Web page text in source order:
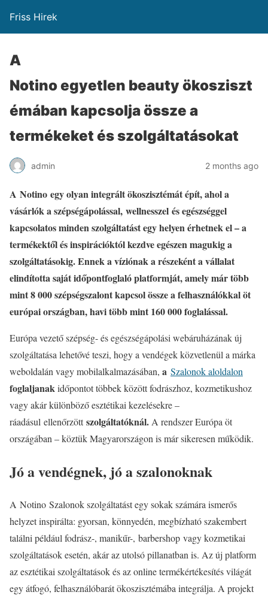
Friss Hirek
A
Notino egyetlen beauty ökosziszt
émában kapcsolja össze a
termékeket és szolgáltatásokat
admin 2 months ago
A Notino egy olyan integrált ökoszisztémát épít, ahol a
vásárlók a szépségápolással, wellnesszel és egészséggel
kapcsolatos minden szolgáltatást egy helyen érhetnek el – a
termékektől és inspirációktól kezdve egészen magukig a
szolgáltatásokig. Ennek a víziónak a részeként a vállalat
elindította saját időpontfoglaló platformját, amely már több
mint 8 000 szépségszalont kapcsol össze a felhasználókkal öt
európai országban, havi több mint 160 000 foglalással.
Európa vezető szépség- és egészségápolási webáruházának új
szolgáltatása lehetővé teszi, hogy a vendégek közvetlenül a márka
weboldalán vagy mobilalkalmazásában, a Szalonok aloldalon
foglaljanakidőpontot többek között fodrászhoz, kozmetikushoz
vagy akár különböző esztétikai kezelésekre –
ráadásul ellenőrzöttszolgáltatóknál. A rendszer Európa öt
országában – köztük Magyarországon is már sikeresen működik.
Jó a vendégnek, jó a szalonoknak
A Notino Szalonok szolgáltatást egy sokak számára ismerős
helyzet inspirálta: gyorsan, könnyedén, megbízható szakembert
találni például fodrász-, manikűr-, barbershop vagy kozmetikai
szolgáltatások esetén, akár az utolsó pillanatban is. Az új platform
az esztétikai szolgáltatások és az online termékértékesítés világát
egy átfogó, felhasználóbarát ökoszisztémába integrálja. A projekt